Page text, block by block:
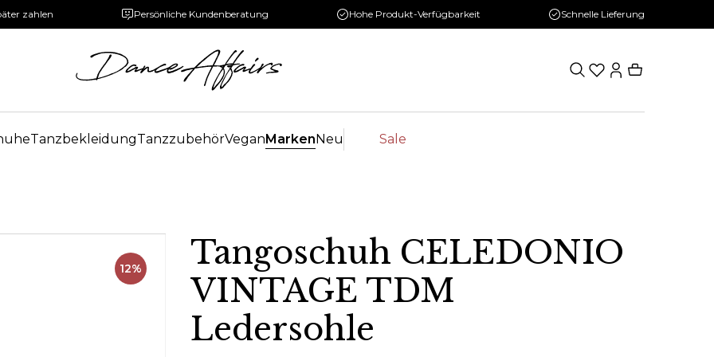
zahlen Persönliche Kundenberatung Hohe Produkt-Verfügbarkeit Schnelle Lieferung
TanzbekleidungTanzzubehörVeganMarkenNeu Sale
12%
Tangoschuh CELEDONIO
VINTAGE TDM
Ledersohle